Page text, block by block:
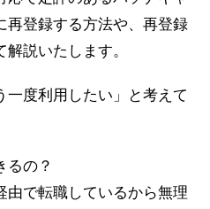
再登録する方法や、再登録
説いたします。
一度利用したい」と考えて
るの？
由で転職しているから無理